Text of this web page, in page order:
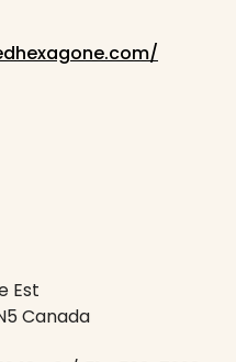
Est
Canada